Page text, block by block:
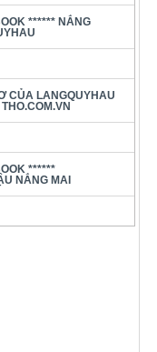
****** NẮNG
CỦA LANGQUYHAU
******
NẮNG MAI